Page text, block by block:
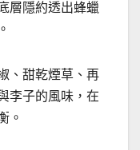
層隱約透出蜂蠟
、甜乾煙草、再
李子的風味，在
。